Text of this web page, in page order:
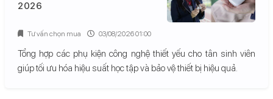
2026
Tổng hợp các phụ kiện công nghệ thiết yếu cho tân sinh viên
giúp tối ưu hóa hiệu suất học tập và bảo vệ thiết bị hiệu quả.
Tư vấn chọn mua 03/08/2026 01:00